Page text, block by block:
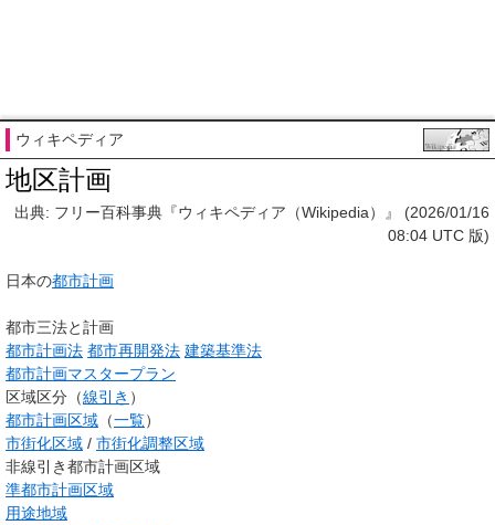
ウィキペディア
地区計画
出典: フリー百科事典『ウィキペディア（Wikipedia）』 (2026/01/16
08:04 UTC 版)
日本の都市計画
都市三法と計画
都市計画法 都市再開発法 建築基準法
都市計画マスタープラン
区域区分（線引き ）
都市計画区域 （一覧）
市街化区域 / 市街化調整区域
非線引き都市計画区域
準都市計画区域
用途地域